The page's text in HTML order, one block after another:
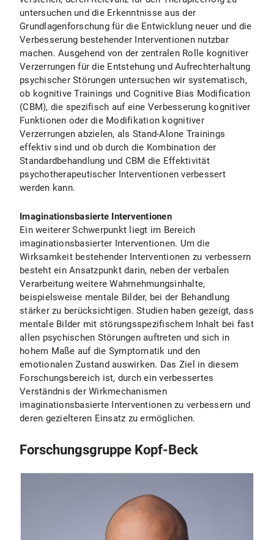
untersuchen und die Erkenntnisse aus der
Grundlagenforschung für die Entwicklung neuer und die
Verbesserung bestehender Interventionen nutzbar
machen. Ausgehend von der zentralen Rolle kognitiver
Verzerrungen für die Entstehung und Aufrechterhaltung
psychischer Störungen untersuchen wir systematisch,
ob kognitive Trainings und Cognitive Bias Modification
(CBM), die spezifisch auf eine Verbesserung kognitiver
Funktionen oder die Modifikation kognitiver
Verzerrungen abzielen, als Stand-Alone Trainings
effektiv sind und ob durch die Kombination der
Standardbehandlung und CBM die Effektivität
psychotherapeutischer Interventionen verbessert
werden kann.
Imaginationsbasierte Interventionen
Ein weiterer Schwerpunkt liegt im Bereich
imaginationsbasierter Interventionen. Um die
Wirksamkeit bestehender Interventionen zu verbessern
besteht ein Ansatzpunkt darin, neben der verbalen
Verarbeitung weitere Wahrnehmungsinhalte,
beispielsweise mentale Bilder, bei der Behandlung
stärker zu berücksichtigen. Studien haben gezeigt, dass
mentale Bilder mit störungsspezifischem Inhalt bei fast
allen psychischen Störungen auftreten und sich in
hohem Maße auf die Symptomatik und den
emotionalen Zustand auswirken. Das Ziel in diesem
Forschungsbereich ist, durch ein verbessertes
Verständnis der Wirkmechanismen
imaginationsbasierte Interventionen zu verbessern und
deren gezielteren Einsatz zu ermöglichen.
Forschungsgruppe Kopf-Beck